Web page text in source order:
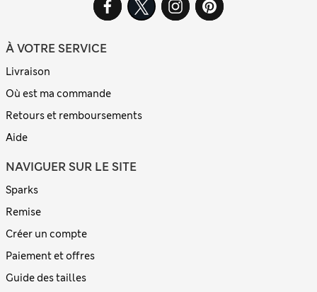
À VOTRE SERVICE
Livraison
Où est ma commande
Retours et remboursements
Aide
NAVIGUER SUR LE SITE
Sparks
Remise
Créer un compte
Paiement et offres
Guide des tailles